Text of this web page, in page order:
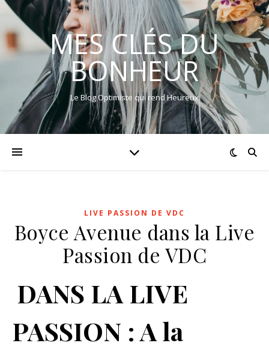
MES CLÉS DU
BONHEUR
Le Blog Optimiste qui rend Heureux
LIVE PASSION DE VDC
Boyce Avenue dans la Live
Passion de VDC
DANS LA LIVE
PASSION : A la